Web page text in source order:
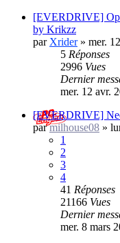
[EVERDRIVE]
by Krikzz
par Xrider» mer.
5 Réponses
2996 Vues
Dernier
mer. 12 avr.
[EVERDRIVE]
parmilhouse08 »
1
2
3
4
41 Réponses
21166 Vues
Dernier
mer. 8 mars